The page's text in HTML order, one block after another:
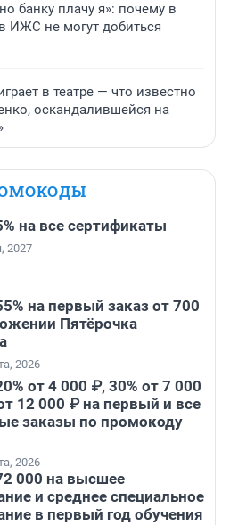
банку плачу я»: почему в
ИЖС не могут добиться
в театре — что известно
оскандалившейся на
на все сертификаты
2027
на первый заказ от 700
Пятёрочка
2026
от 4 000 ₽, 30% от 7 000
12 000 ₽ на первый и все
заказы по промокоду
2026
000 на высшее
и среднее специальное
в первый год обучения